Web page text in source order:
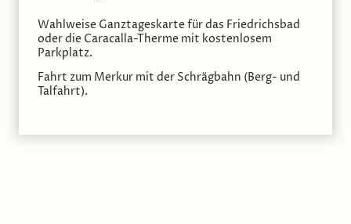
Wahlweise Ganztageskarte für das Friedrichsbad
oder die Caracalla-Therme mit kostenlosem
Parkplatz.
Fahrt zum Merkur mit der Schrägbahn (Berg- und
Talfahrt).